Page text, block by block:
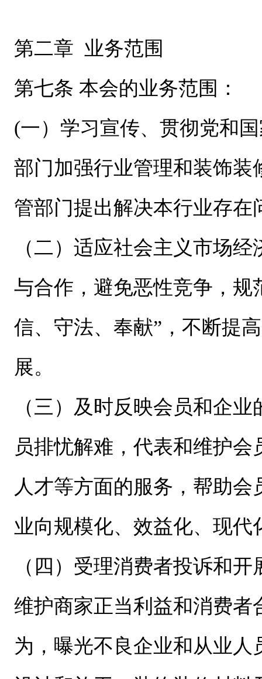
第二章 业务范围
第七条 本会的业务范围：
(一）学习宣传、贯彻党和
部门加强行业管理和装饰
管部门提出解决本行业存在
（二）适应社会主义市场
与合作，避免恶性竞争，规
信、守法、奉献”，不断提
展。
（三）及时反映会员和企
员排忧解难，代表和维护
人才等方面的服务，帮助
业向规模化、效益化、现代
（四）受理消费者投诉和
维护商家正当利益和消费
为，曝光不良企业和从业